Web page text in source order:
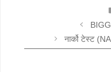
नार्को टेस्ट